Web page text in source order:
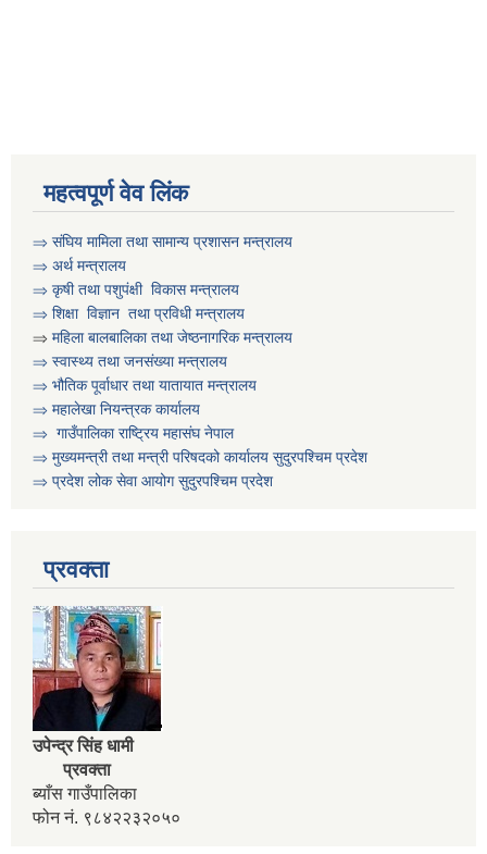
महत्वपूर्ण वेव लिंक
⇒ संघिय मामिला तथा सामान्य प्रशासन मन्त्रालय
⇒ अर्थ मन्त्रालय
⇒ कृषी तथा पशुप‌ंक्षी विकास मन्त्रालय
⇒ शिक्षा विज्ञान तथा प्रविधी मन्त्रालय
⇒ महिला बालबालिका तथा जेष्ठनागरिक मन्त्रालय
⇒ स्वास्थ्य तथा जनसंख्या मन्त्रालय
⇒ भौतिक पूर्वाधार तथा यातायात मन्त्रालय
⇒ महालेखा नियन्त्रक कार्यालय
⇒ गाउँपालिका राष्ट्रिय महासंघ नेपाल
⇒ मुख्यमन्त्री तथा मन्त्री परिषदको कार्यालय सुदुरपश्चिम प्रदेश
⇒ प्रदेश लोक सेवा आयोग सुदुरपश्चिम प्रदेश
प्रवक्ता
उपेन्द्र सिंह धामी
प्रवक्ता
ब्याँस गाउँपालिका
फोन नं. ९८४२२३२०५०